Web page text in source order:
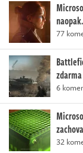
77
zdarma
6
32